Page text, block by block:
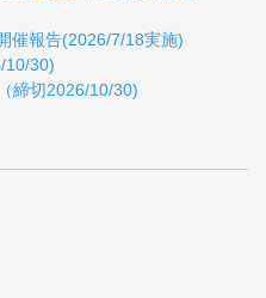
催報告(2026/7/18実施)
10/30)
締切2026/10/30)